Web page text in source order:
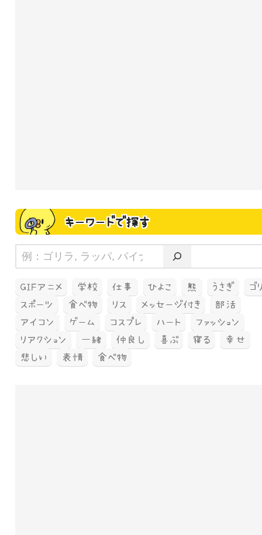
キーワードで探す
GIFアニメ 学校 仕事 ひよこ 熊 うさぎ
ゴ
スポーツ
食べ物 リス メッセージ付き
部活
アイコン
ゲーム コスプレ ハート
ファッション
リアクション
一緒 仲良し 喜ぶ 寝る
幸せ
悲しい
表情 食べ物